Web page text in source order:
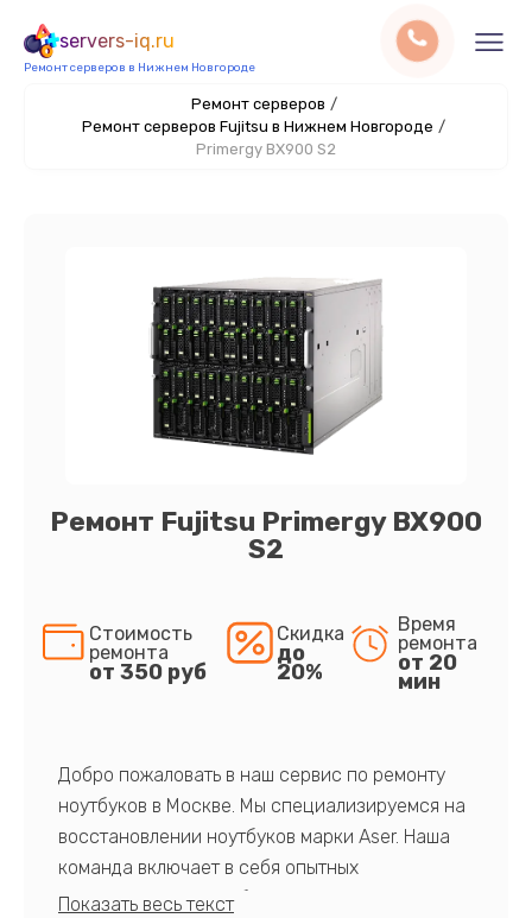
servers-iq.ru
Ремонт серверов в Нижнем Новгороде
Ремонт серверов /
Ремонт серверов Fujitsu в Нижнем Новгороде /
Primergy BX900 S2
Ремонт Fujitsu Primergy BX900
S2
Стоимость
ремонта
от 350 руб
Скидка
до
20%
Время
ремонта
от 20
мин
Добро пожаловать в наш сервис по ремонту
ноутбуков в Москве. Мы специализируемся на
восстановлении ноутбуков марки Aser. Наша
команда включает в себя опытных
профессионалов с обширными знаниями и